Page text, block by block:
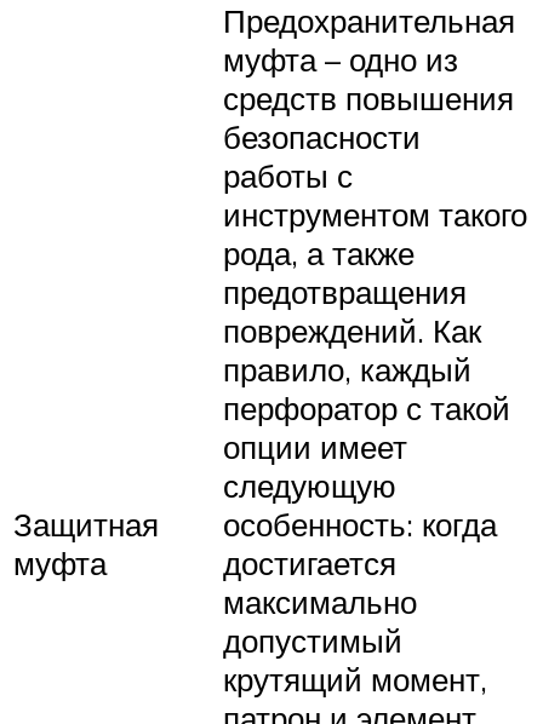
Защитная
муфта
Предохранительная
муфта – одно из
средств повышения
безопасности
работы с
инструментом такого
рода, а также
предотвращения
повреждений. Как
правило, каждый
перфоратор с такой
опции имеет
следующую
особенность: когда
достигается
максимально
допустимый
крутящий момент,